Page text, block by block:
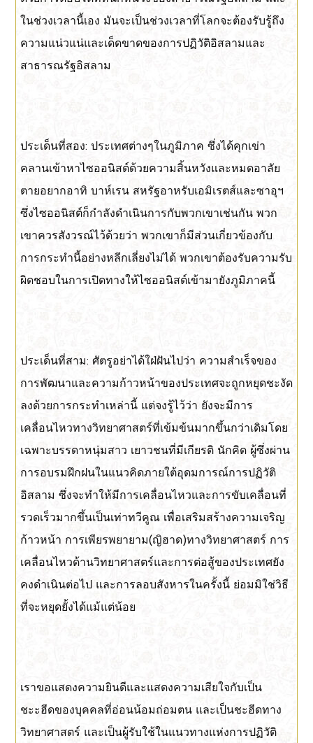
ในช่วงเวลานี้เอง มันจะเป็นช่วงเวลาที่โลกจะต้องรับรู้ถึง
ความแน่วแน่และเด็ดขาดของการปฏิวัติอิสลามและ
สาธารณรัฐอิสลาม
ประเด็นที่สอง: ประเทศต่างๆในภูมิภาค ซึ่งได้คุกเข่า
คลานเข้าหาไซออนิสต์ด้วยความสิ้นหวังและหมดอาลัย
ตายอยากอาทิ บาห์เรน สหรัฐอาหรับเอมิเรตส์และซาอุฯ
ซึ่งไซออนิสต์ก็กำลังดำเนินการกับพวกเขาเช่นกัน พวก
เขาควรสังวรณ์ไว้ด้วยว่า พวกเขาก็มีส่วนเกี่ยวข้องกับ
การกระทำนี้อย่างหลีกเลี่ยงไม่ได้ พวกเขาต้องรับความรับ
ผิดชอบในการเปิดทางให้ไซออนิสต์เข้ามายังภูมิภาคนี้
ประเด็นที่สาม: ศัตรูอย่าได้ใฝ่ฝันไปว่า ความสำเร็จของ
การพัฒนาและความก้าวหน้าของประเทศจะถูกหยุดชะงัด
ลงด้วยการกระทำเหล่านี้ แต่จงรู้ไว้ว่า ยังจะมีการ
เคลื่อนไหวทางวิทยาศาสตร์ที่เข้มข้นมากขึ้นกว่าเดิมโดย
เฉพาะบรรดาหนุ่มสาว เยาวชนที่มีเกียรติ นักคิด ผู้ซึ่งผ่าน
การอบรมฝึกฝนในแนวคิดภายใต้อุดมการณ์การปฏิวัติ
อิสลาม ซึ่งจะทำให้มีการเคลื่อนไหวและการขับเคลื่อนที่
รวดเร็วมากขึ้นเป็นเท่าทวีคูณ เพื่อเสริมสร้างความเจริญ
ก้าวหน้า การเพียรพยายาม(ญิฮาด)ทางวิทยาศาสตร์ การ
เคลื่อนไหวด้านวิทยาศาสตร์และการต่อสู้ของประเทศยัง
คงดำเนินต่อไป และการลอบสังหารในครั้งนี้ ย่อมมิใช่วิธี
ที่จะหยุดยั้งได้แม้แต่น้อย
เราขอแสดงความยินดีและแสดงความเสียใจกับเป็น
ชะะฮีดของบุคคลที่อ่อนน้อมถ่อมตน และเป็นชะฮีดทาง
วิทยาศาสตร์ และเป็นผู้รับใช้ในแนวทางแห่งการปฏิวัติ